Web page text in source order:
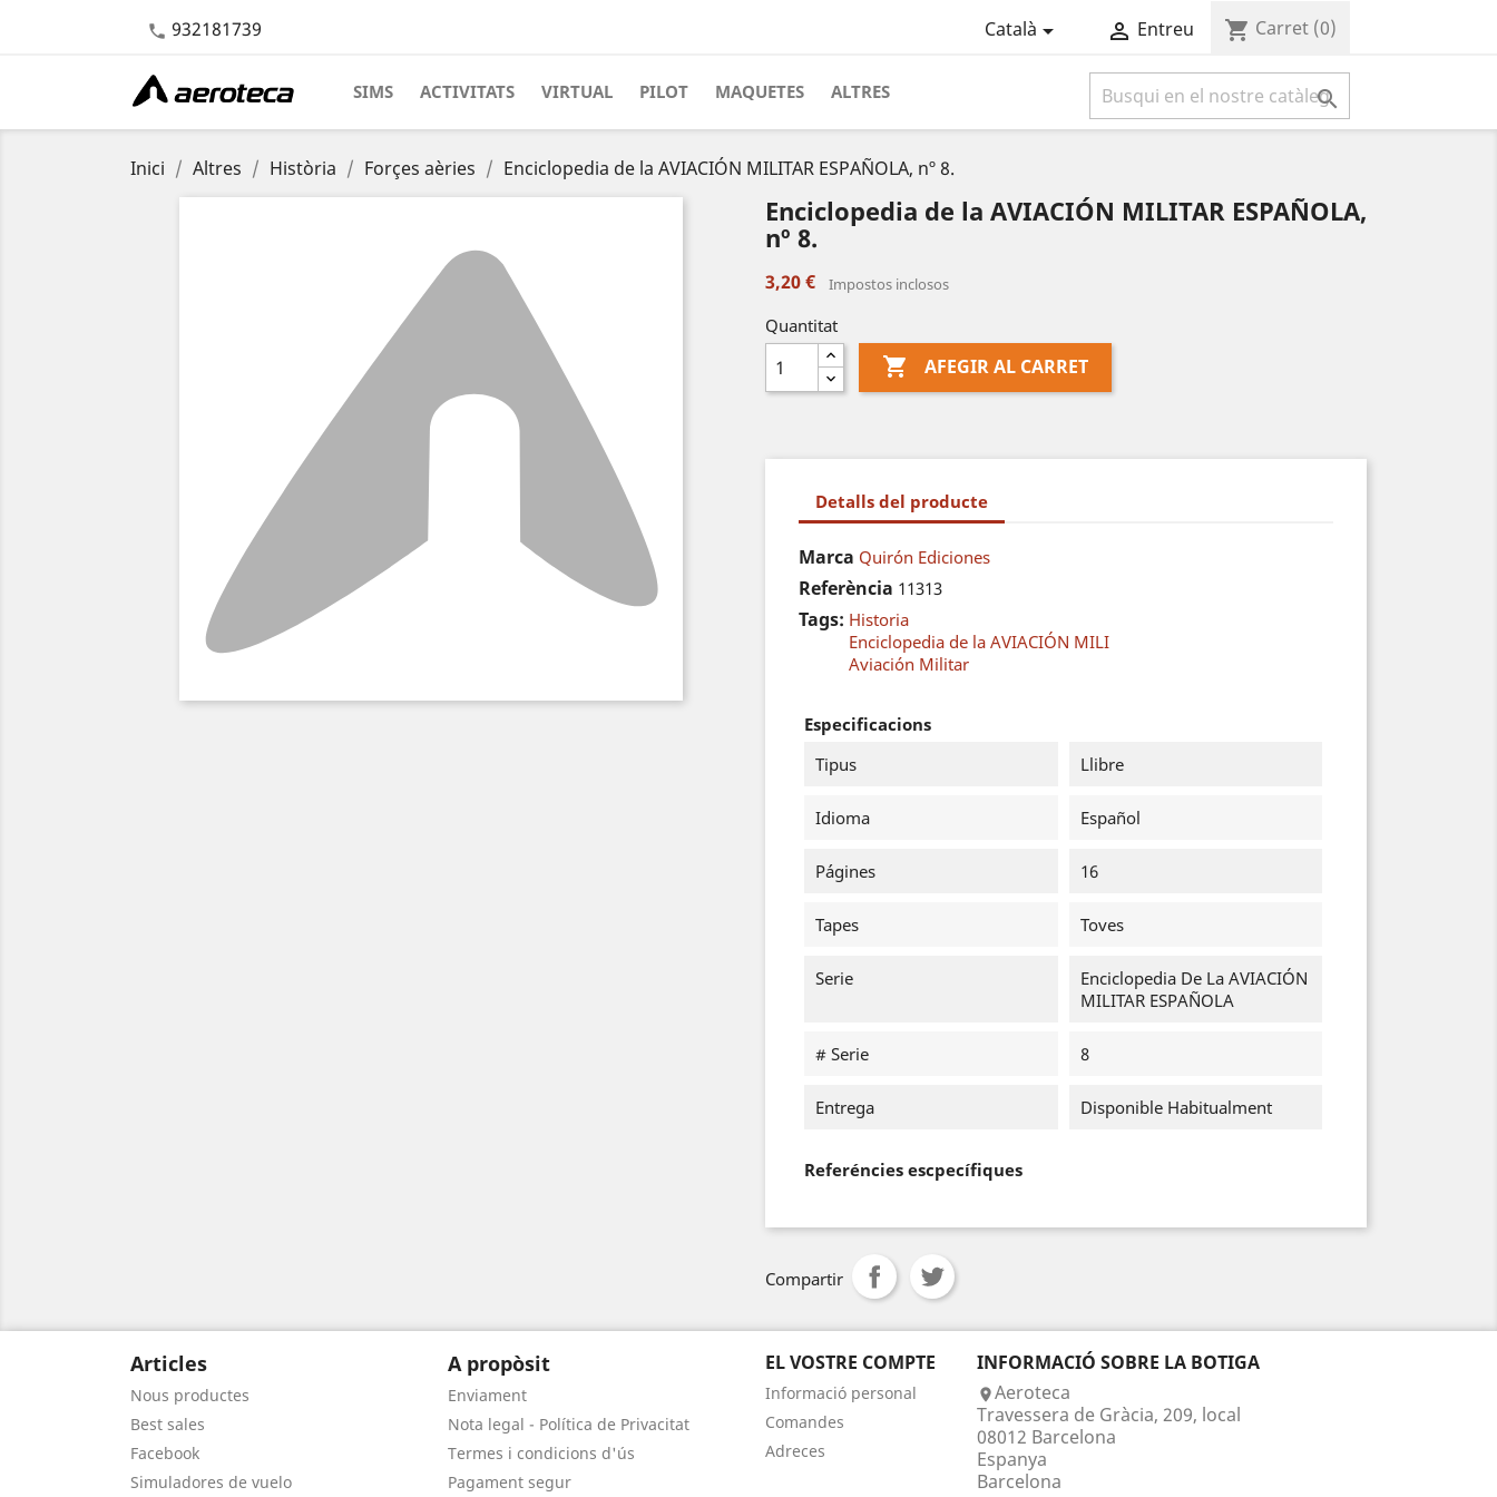
 932181739 Català  Entreu shopping_cart Carret (0)
SIMS ACTIVITATS VIRTUAL PILOT MAQUETES ALTRES 
Inici Altres Història Forçes aèries Enciclopedia de la AVIACIÓN MILITAR ESPAÑOLA, nº 8.
Enciclopedia de la AVIACIÓN MILITAR ESPAÑOLA,
nº 8.
3,20 € Impostos inclosos
Quantitat
 AFEGIR AL CARRET
Detalls del producte
Marca Quirón Ediciones
Referència 11313
Tags: Historia
Enciclopedia de la AVIACIÓN MILI
Aviación Militar
Especificacions
Tipus
Llibre
Idioma Español
Págines 16
Tapes Toves
Serie
Enciclopedia De La AVIACIÓN
MILITAR ESPAÑOLA
# Serie 8
Entrega Disponible Habitualment
Referéncies escpecífiques
Compartir
Articles
Nous productes
Best sales
Facebook
Simuladores de vuelo
A propòsit
Enviament
Nota legal - Política de Privacitat
Termes i condicions d'ús
Pagament segur
EL VOSTRE COMPTE
Informació personal
Comandes
Adreces
INFORMACIÓ SOBRE LA BOTIGA
Aeroteca
Travessera de Gràcia, 209, local
08012 Barcelona
Espanya
Barcelona